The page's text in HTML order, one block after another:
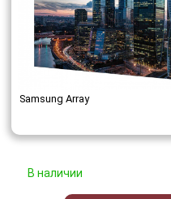
Samsung Array
В наличии